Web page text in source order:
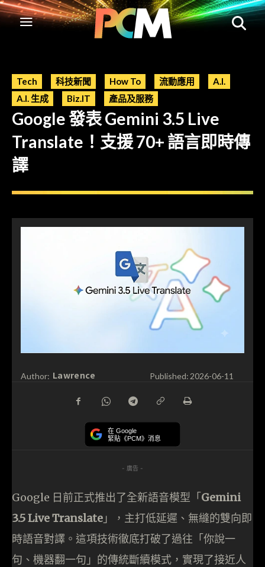
Tech 科技新聞 How To 流動應用
A.I.
A.I. 生成
Biz.IT 產品及服務
Google 發表 Gemini 3.5 Live
Translate！支援 70+ 語言即時傳
譯
Author: Lawrence Published: 2026-06-11
在 Google
緊貼《PCM》消息
- 廣告 -
Google 日前正式推出了全新語音模型「Gemini
3.5 Live Translate 」，主打低延遲、無縫的雙向即
時語音對譯。這項技術徹底打破了過往「你說一
句、機器翻一句」的傳統斷續模式，實現了接近人